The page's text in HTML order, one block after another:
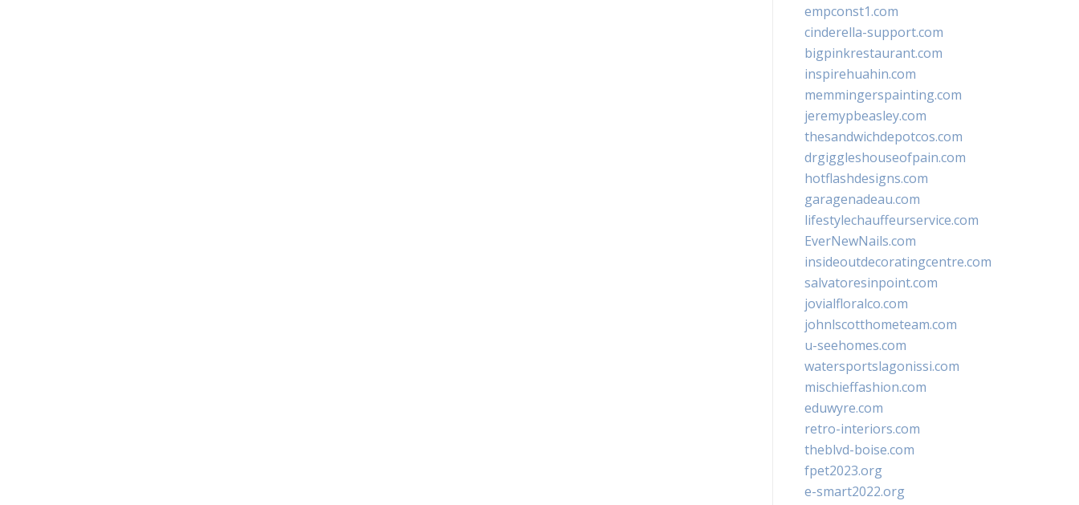
empconst1.com
cinderella-support.com
bigpinkrestaurant.com
inspirehuahin.com
memmingerspainting.com
jeremypbeasley.com
thesandwichdepotcos.com
drgiggleshouseofpain.com
hotflashdesigns.com
garagenadeau.com
lifestylechauffeurservice.com
EverNewNails.com
insideoutdecoratingcentre.com
salvatoresinpoint.com
jovialfloralco.com
johnlscotthometeam.com
u-seehomes.com
watersportslagonissi.com
mischieffashion.com
eduwyre.com
retro-interiors.com
theblvd-boise.com
fpet2023.org
e-smart2022.org